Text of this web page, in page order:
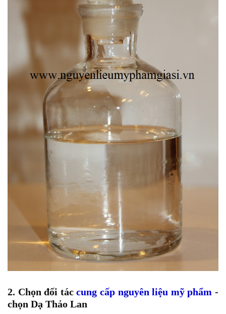
2. Chọn đối táccung cấp nguyên liệu mỹ phẩm -
chọn Dạ Thảo Lan